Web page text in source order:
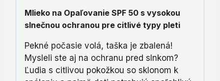
Mlieko na Opaľovanie SPF 50 s vysokou
slnečnou ochranou pre citlivé typy pleti
Pekné počasie volá, taška je zbalená!
Mysleli ste aj na ochranu pred slnkom?
Ľudia s citlivou pokožkou so sklonom k